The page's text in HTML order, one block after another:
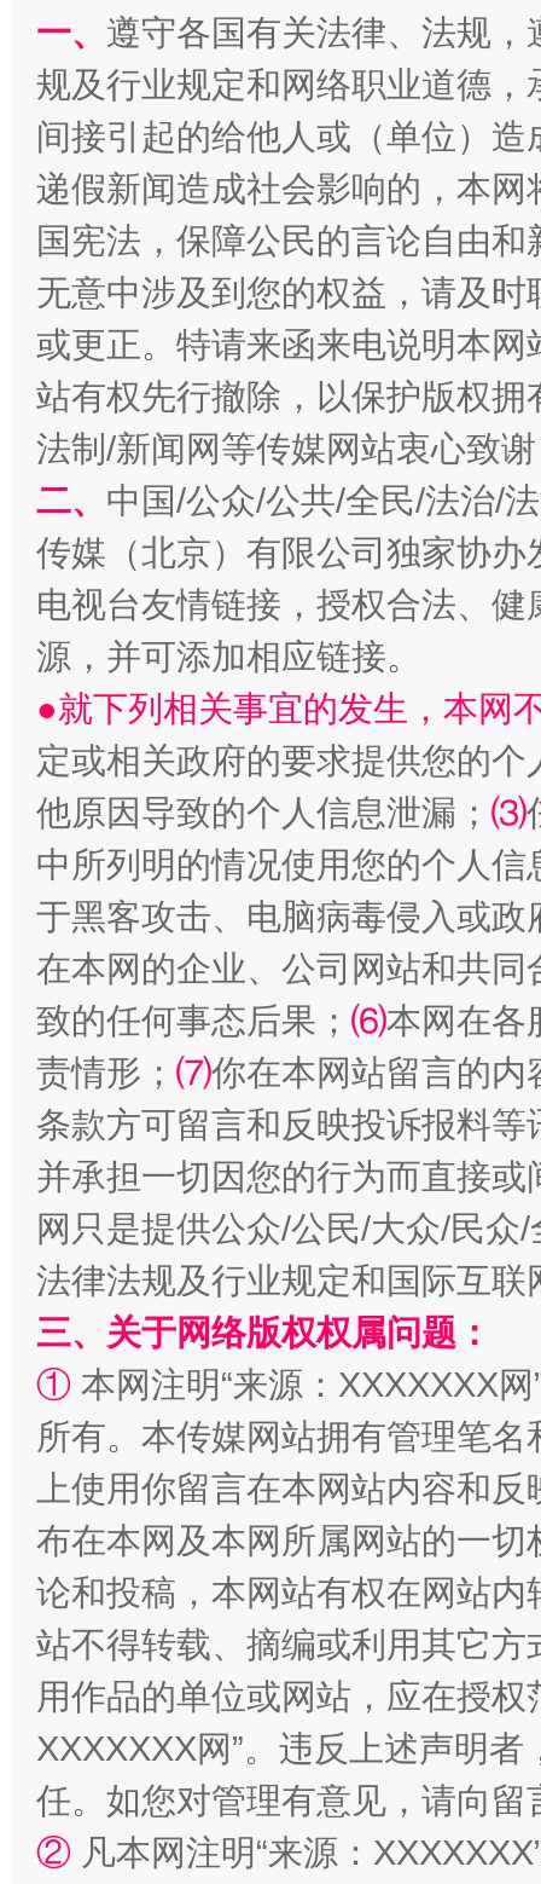
习近平的博鳌关键词
魏明
“刷贴”乱象丛生
揭批美国五大"原罪" "炒
解纷+调解+退费，一次搞定
站台名比不上好声名
一、 遵守各国有关法律、法规
规及行业规定和网络职业道德
间接引起的给他人或（单位）
递假新闻造成社会影响的，本
国宪法，保障公民的言论自由
无意中涉及到您的权益，请及
或更正。特请来函来电说明本
站有权先行撤除，以保护版权
法制/新闻网等传媒网站衷心致
二、 中国/公众/公共/全民/法治/
传媒（北京）有限公司独家协
电视台友情链接，授权合法、
源，并可添加相应链接。
●就下列相关事宜的发生，本网
定或相关政府的要求提供您的个
他原因导致的个人信息泄漏； ⑶
中所列明的情况使用您的个人
于黑客攻击、电脑病毒侵入或
在本网的企业、公司网站和共
致的任何事态后果； ⑹本网在各
责情形； ⑺你在本网站留言的内
条款方可留言和反映投诉报料
并承担一切因您的行为而直接
网只是提供公众/公民/大众/民
法律法规及行业规定和国际互
三、关于网络版权权属问题：
① 本网注明“来源：XXXXXXX
所有。本传媒网站拥有管理笔
上使用你留言在本网站内容和
布在本网及本网所属网站的一
论和投稿，本网站有权在网站
站不得转载、摘编或利用其它
用作品的单位或网站，应在授
XXXXXXX网”。违反上述声明
任。如您对管理有意见，请向
② 凡本网注明“来源：